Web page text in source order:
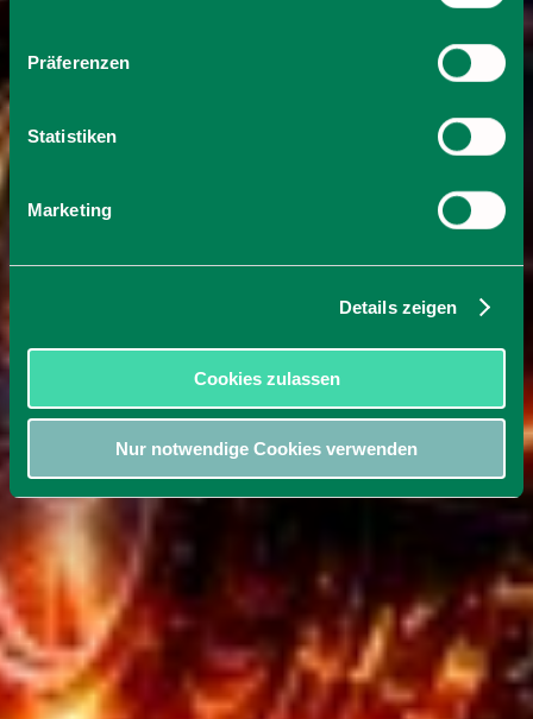
Präferenzen
Statistiken
Marketing
Details zeigen
Cookies zulassen
Nur notwendige Cookies verwenden